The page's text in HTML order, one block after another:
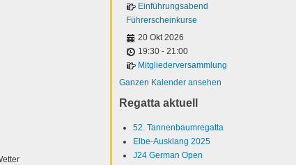
Einführungsabend
Führerscheinkurse
20 Okt 2026
19:30 - 21:00
Mitgliederversammlung
Ganzen Kalender ansehen
Regatta aktuell
52. Tannenbaumregatta
Elbe-Ausklang 2025
J24 German Open